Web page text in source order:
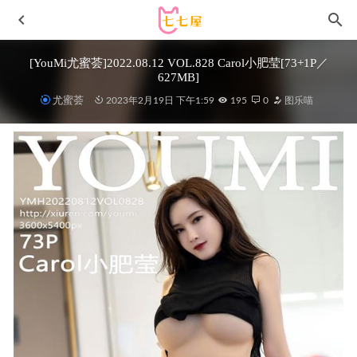
[YouMi尤蜜荟]2022.08.12 VOL.828 Carol小肥莹[73+1P／
627MB]
尤蜜荟 2023年2月19日 下午1:59 195 0 图乐喵
[Xiuren秀人网]2022.12.22 NO.6030 77qiqi[72+1P／561MB]
2023-05-08
Dami – [ArtGravia] Vol.549[100P-164MB]
2024-08-19
秀人网 – 2021.03.22 VOL.3225 凯竹廿十[45+1P451M]
2022-
yuuhui玉汇 – NO.56 雨夜独舞 [100P-1.81G]
2024-06-11